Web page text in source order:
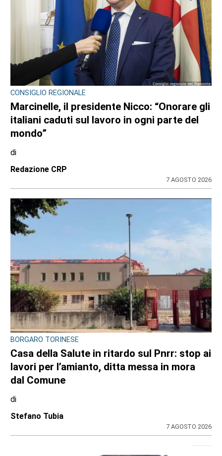
CONSIGLIO REGIONALE
Marcinelle, il presidente Nicco: “Onorare gli
italiani caduti sul lavoro in ogni parte del
mondo”
di
Redazione CRP
7 AGOSTO 2026
BORGARO TORINESE
Casa della Salute in ritardo sul Pnrr: stop ai
lavori per l’amianto, ditta messa in mora
dal Comune
di
Stefano Tubia
7 AGOSTO 2026